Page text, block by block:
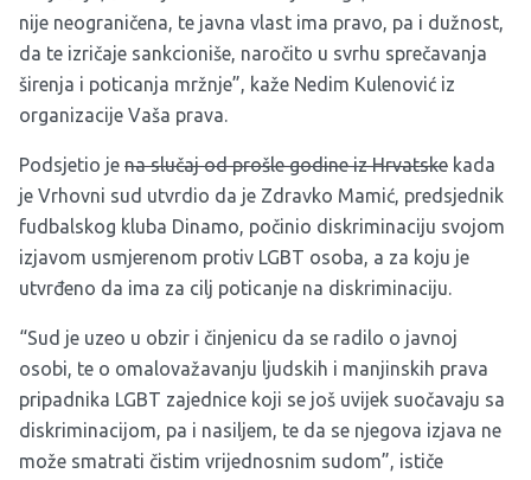
nije neograničena, te javna vlast ima pravo, pa i dužnost,
da te izričaje sankcioniše, naročito u svrhu sprečavanja
širenja i poticanja mržnje”, kaže Nedim Kulenović iz
organizacije Vaša prava.
Podsjetio je na slučaj od prošle godine iz Hrvatske kada
je Vrhovni sud utvrdio da je Zdravko Mamić, predsjednik
fudbalskog kluba Dinamo, počinio diskriminaciju svojom
izjavom usmjerenom protiv LGBT osoba, a za koju je
utvrđeno da ima za cilj poticanje na diskriminaciju.
“Sud je uzeo u obzir i činjenicu da se radilo o javnoj
osobi, te o omalovažavanju ljudskih i manjinskih prava
pripadnika LGBT zajednice koji se još uvijek suočavaju sa
diskriminacijom, pa i nasiljem, te da se njegova izjava ne
može smatrati čistim vrijednosnim sudom”, ističe